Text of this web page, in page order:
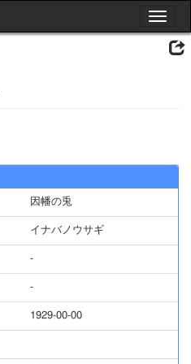
Toggle
因幡の兎
イナバノウサギ
-
-
1929-00-00